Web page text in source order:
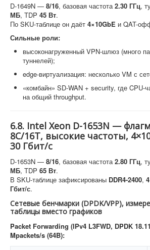
D-1649N — 8/16, базовая частота2.30 ГГц,
МБ, TDP 45 Вт.
По SKU-таблице он даёт 4×10GbE и QAT-
Сильные роли:
высоконагруженный VPN-шлюз (много
туннелей);
edge-виртуализация: несколько VM с
«комбайн» SD-WAN + security, где CPU-
на общий throughput.
6.8. Intel Xeon D-1653N —
8C/16T, высокие частоты,
30 Гбит/с
D-1653N — 8/16, базовая частота2.80 ГГц,
МБ, TDP 65 Вт.
В SKU-таблице зафиксированы DDR4-2400,
Гбит/с.
Сетевые бенчмарки (DPDK/VPP),
таблицы вместо графиков
Packet Forwarding (IPv4 L3FWD, DPDK
Mpackets/s (64B):